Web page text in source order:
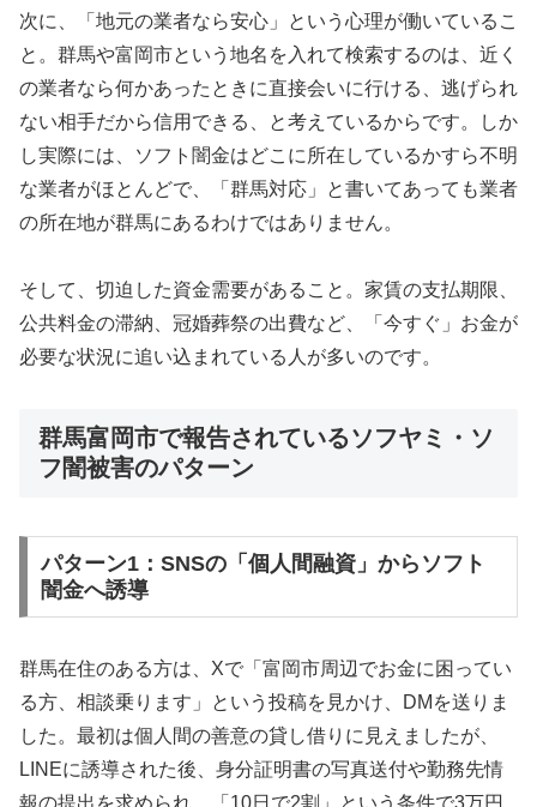
次に、「地元の業者なら安心」という心理が働いているこ
と。群馬や富岡市という地名を入れて検索するのは、近く
の業者なら何かあったときに直接会いに行ける、逃げられ
ない相手だから信用できる、と考えているからです。しか
し実際には、ソフト闇金はどこに所在しているかすら不明
な業者がほとんどで、「群馬対応」と書いてあっても業者
の所在地が群馬にあるわけではありません。
そして、切迫した資金需要があること。家賃の支払期限、
公共料金の滞納、冠婚葬祭の出費など、「今すぐ」お金が
必要な状況に追い込まれている人が多いのです。
群馬富岡市で報告されているソフヤミ・ソ
フ闇被害のパターン
パターン1：SNSの「個人間融資」からソフト
闇金へ誘導
群馬在住のある方は、Xで「富岡市周辺でお金に困ってい
る方、相談乗ります」という投稿を見かけ、DMを送りま
した。最初は個人間の善意の貸し借りに見えましたが、
LINEに誘導された後、身分証明書の写真送付や勤務先情